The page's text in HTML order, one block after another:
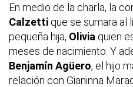
En medio de la charla, la
Calzetti que se sumara al
pequeña hija, Olivia quien
meses de nacimiento. Y
Benjamín Agüero, el hijo
relación con Gianinna